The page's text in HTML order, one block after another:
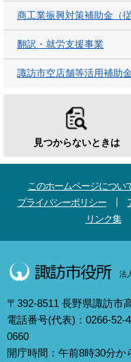
商工業振興対策補助金（
翻訳・就労支援事業
諏訪市空店舗等活用補助
見つからないときは
このホームページについ
プライバシーポリシー
リンク集
法
〒392-8511 長野県諏訪市
電話番号(代表)：0266-
0660
開庁時間：午前8時30分